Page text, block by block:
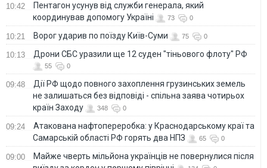
10:42
Пентагон усунув від служби генерала, який
координував допомогу Україні
73 0
10:21 Ворог ударив по поїзду Київ-Суми 75 0
10:13 Дрони СБС уразили ще 12 суден "тіньового флоту" РФ
55 0
09:48
Дії РФ щодо повного захоплення грузинських земель
не залишаться без відповіді - спільна заява чотирьох
країн Заходу
348 0
09:24
Атакована нафтопереробка: у Краснодарському краї та
Самарській області РФ горять два НПЗ
65 0
09:00
Майже чверть мільйона українців не повернулися після